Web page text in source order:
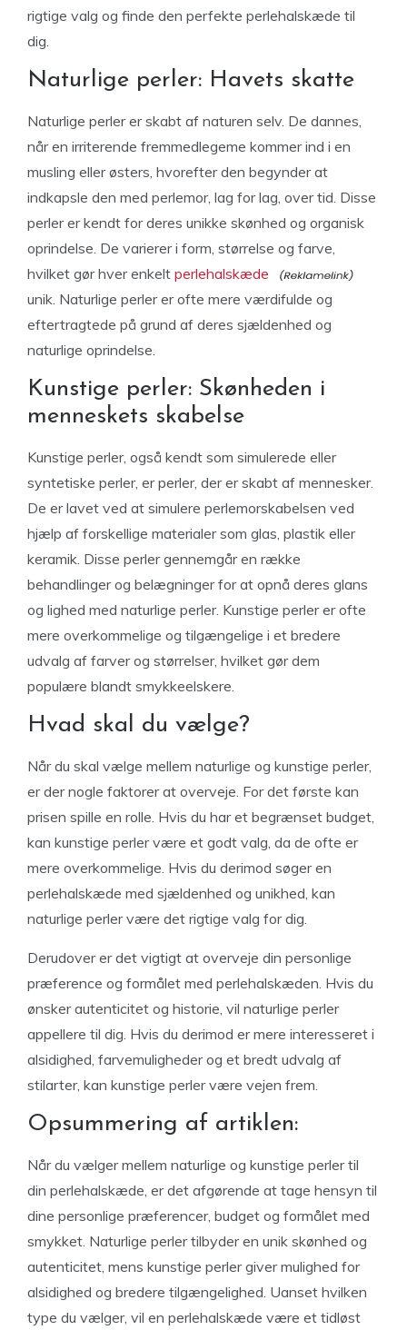
rigtige valg og finde den perfekte perlehalskæde til
dig.
Naturlige perler: Havets skatte
Naturlige perler er skabt af naturen selv. De dannes,
når en irriterende fremmedlegeme kommer ind i en
musling eller østers, hvorefter den begynder at
indkapsle den med perlemor, lag for lag, over tid. Disse
perler er kendt for deres unikke skønhed og organisk
oprindelse. De varierer i form, størrelse og farve,
hvilket gør hver enkelt perlehalskæde
unik. Naturlige perler er ofte mere værdifulde og
eftertragtede på grund af deres sjældenhed og
naturlige oprindelse.
Kunstige perler: Skønheden i
menneskets skabelse
Kunstige perler, også kendt som simulerede eller
syntetiske perler, er perler, der er skabt af mennesker.
De er lavet ved at simulere perlemorskabelsen ved
hjælp af forskellige materialer som glas, plastik eller
keramik. Disse perler gennemgår en række
behandlinger og belægninger for at opnå deres glans
og lighed med naturlige perler. Kunstige perler er ofte
mere overkommelige og tilgængelige i et bredere
udvalg af farver og størrelser, hvilket gør dem
populære blandt smykkeelskere.
Hvad skal du vælge?
Når du skal vælge mellem naturlige og kunstige perler,
er der nogle faktorer at overveje. For det første kan
prisen spille en rolle. Hvis du har et begrænset budget,
kan kunstige perler være et godt valg, da de ofte er
mere overkommelige. Hvis du derimod søger en
perlehalskæde med sjældenhed og unikhed, kan
naturlige perler være det rigtige valg for dig.
Derudover er det vigtigt at overveje din personlige
præference og formålet med perlehalskæden. Hvis du
ønsker autenticitet og historie, vil naturlige perler
appellere til dig. Hvis du derimod er mere interesseret i
alsidighed, farvemuligheder og et bredt udvalg af
stilarter, kan kunstige perler være vejen frem.
Opsummering af artiklen:
Når du vælger mellem naturlige og kunstige perler til
din perlehalskæde, er det afgørende at tage hensyn til
dine personlige præferencer, budget og formålet med
smykket. Naturlige perler tilbyder en unik skønhed og
autenticitet, mens kunstige perler giver mulighed for
alsidighed og bredere tilgængelighed. Uanset hvilken
type du vælger, vil en perlehalskæde være et tidløst